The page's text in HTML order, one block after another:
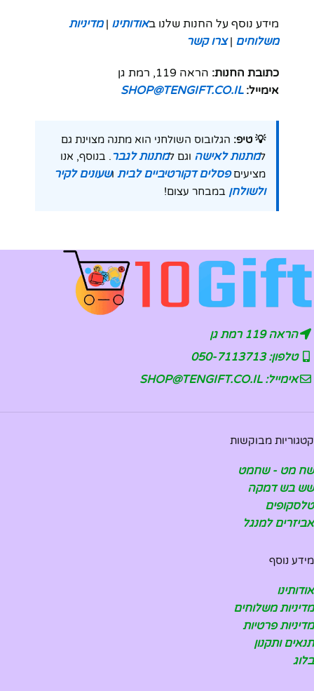
מידע נוסף על החנות שלנו באודותינו |מדיניות
משלוחים |צרו קשר
כתובת החנות: הראה 119, רמת גן
אימייל: SHOP@TENGIFT.CO.IL
💡 טיפ: הגלובוס השולחני הוא מתנה מצוינת גם
למתנות לאישה וגם למתנות לגבר. בנוסף, אנו
מציעיםפסלים דקורטיביים לבית ושעונים לקיר
ולשולחן במבחר עצום!
הראה 119 רמת גן
טלפון: 050-7113713
אימייל: SHOP@TENGIFT.CO.IL
קטגוריות מבוקשות
שח מט - שחמט
שש בש דמקה
טלסקופים
אביזרים למנגל
מידע נוסף
אודותינו
מדיניות משלוחים
מדיניות פרטיות
תנאים ותקנון
בלוג